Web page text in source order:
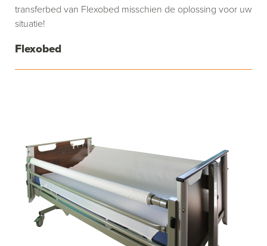
Flexobed
transferbed van Flexobed misschien de oplossing voor uw
situatie!